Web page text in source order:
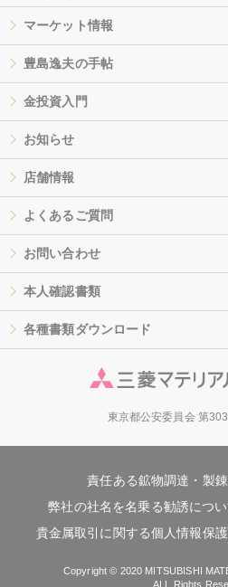
マーケット情報
豊島逸夫の手帖
金投資入門
お知らせ
店舗情報
よくあるご質問
お問い合わせ
本人確認書類
各種書類ダウンロード
東京都公安委員会 第
責任ある鉱物調達・製
弊社の社名を名乗る勧誘につい
貴金属取引に関する個人情報保
Copyright © 2020 MITSUBISHI
ALL Rights